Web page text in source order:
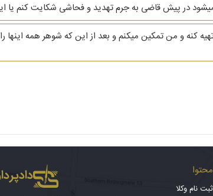
میشود در پیش قاضی به جرم تهدید و فحاشی شکایت کنم یا
کنه و من تمکین میکنم و بعد از این که شوهر همه اینها
محتوا
ثبت نام وکلا